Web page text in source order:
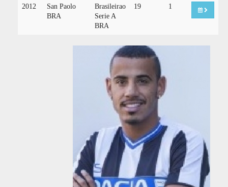
2012
San Paolo
BRA
Brasileirao
Serie A
BRA
19 1